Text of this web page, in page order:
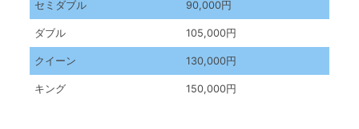
セミダブル 90,000円
ダブル 105,000円
クイーン 130,000円
キング 150,000円